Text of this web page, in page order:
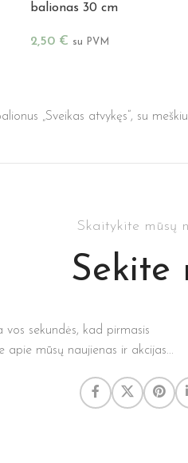
balionas 30 cm
2,50 € su PVM
„Sveikas atvykęs“, su
Skaitykite mūsų
Sekite
vos sekundės, kad pirmasis
apie mūsų naujienas ir akcijas...